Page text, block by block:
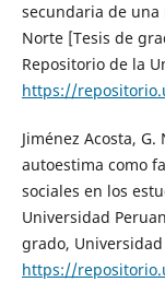
secundaria de
Norte [Tesis de
Repositorio de la
https://
Jiménez Acosta, G.
autoestima como
sociales en los
Universidad
grado, Universidad
https://